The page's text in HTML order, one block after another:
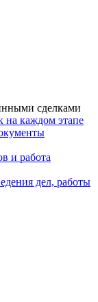
сделками
на каждом этапе
и работа
дел, работы